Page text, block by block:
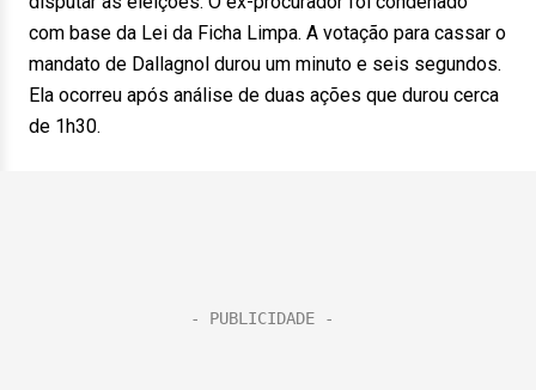
com base da Lei da Ficha Limpa. A votação para cassar o
mandato de Dallagnol durou um minuto e seis segundos.
Ela ocorreu após análise de duas ações que durou cerca
de 1h30.